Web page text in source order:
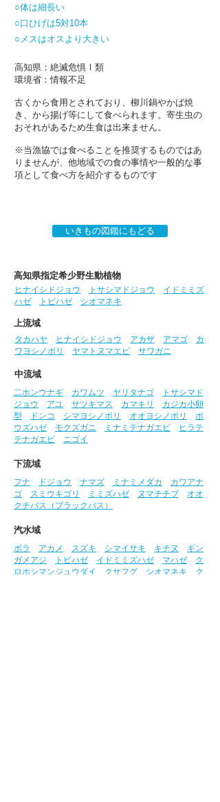
○体は細長い
○口ひげは5対10本
○メスはオスより大きい
高知県：絶滅危惧Ⅰ類
環境省：情報不足
古くから食用とされており、柳川鍋やかば焼
き、から揚げ等にして食べられます。寄生虫の
おそれがあるため生食は出来ません。
※当漁協では食べることを推奨するものではあ
りませんが、他地域での食の事情や一般的な事
項として食べ方を紹介するものです
いきもの図鑑にもどる
高知県指定希少野生動植物
ヒナイシドジョウ
トサシマドジョウ
イドミミズ
ハゼ
トビハゼ シオマネキ
上流域
タカハヤ
ヒナイシドジョウ アカザ アマゴ
カ
ワヨシノボリ
ヤマトヌマエビ サワガニ
中流域
二ホンウナギ
カワムツ ヤリタナゴ
トサシマド
ジョウ
アユ サツキマス カマキリ
カジカ小卵
型
ドンコ シマヨシノボリ オオヨシノボリ
ボ
ウズハゼ
モクズガニ ミナミテナガエビ
ヒラテ
テナガエビ
ニゴイ
下流域
フナ
ドジョウ ナマズ ミナミメダカ
カワアナ
ゴ
スミウキゴリ ミミズハゼ ヌマチチブ
オオ
クチバス（ブラックバス）
汽水域
ボラ
アカメ スズキ シマイサキ キチヌ
ギン
ガメアジ
トビハゼ イドミミズハゼ マハゼ
ク
ロホシマンジュウダイ
クサフグ シオマネキ
ク